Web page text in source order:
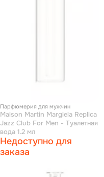
Парфюмерия для мужчин
Maison Martin Margiela Replica
Jazz Club For Men - Туалетная
вода 1.2 мл
Недоступно для
заказа